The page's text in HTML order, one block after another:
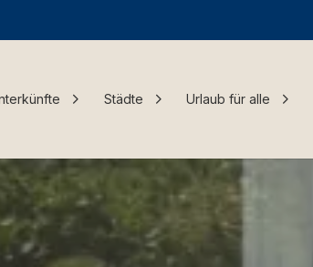
Städte Urlaub für alle